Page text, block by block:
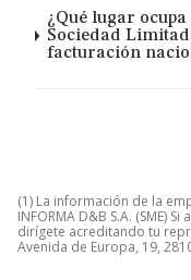
¿Qué lugar
Sociedad
facturación
(1) La información de la
INFORMA D&B S.A. (SME)
dirígete acreditando tu
Avenida de Europa, 19,